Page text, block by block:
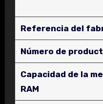
Referencia del
Número de
Capacidad de la
RAM